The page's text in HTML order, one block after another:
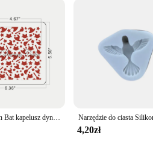
1pc Halloween Bat kapelusz dyni ciasteczka wzornik plastikowa forma na czekoladki DIY herbatniki warstwowe szablon ciasto narzędzie dekoracyjne pieczenia
4,20zł